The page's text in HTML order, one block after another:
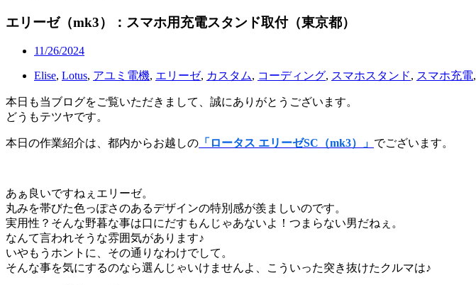
エリーゼ（mk3）：スマホ用充電スタンド取付（東京都）
11/26/2024
Elise, Lotus, アユミ電機, エリーゼ, カスタム, コーディング, スマホスタンド, スマホ充電,
本日も当ブログをご覧いただきまして、誠にありがとうございます。
どうもテツヤです。
本日の作業紹介は、都内からお越しの 「ロータス エリーゼSC（mk3）」 でございます。
あぁ良いですねぇエリーゼ。
丸みを帯びた色っぽさのあるデザインの特別感が羨ましいのです。
実用性？そんな野暮な事は口にだすもんじゃあないよ！つまらない男だねぇ。
なんて言われそうな雰囲気があります♪
いやもうホントに、その通りなわけでして。
そんな事を気にするのなら選んじゃいけませんよ、こういった突き抜けたクルマは♪